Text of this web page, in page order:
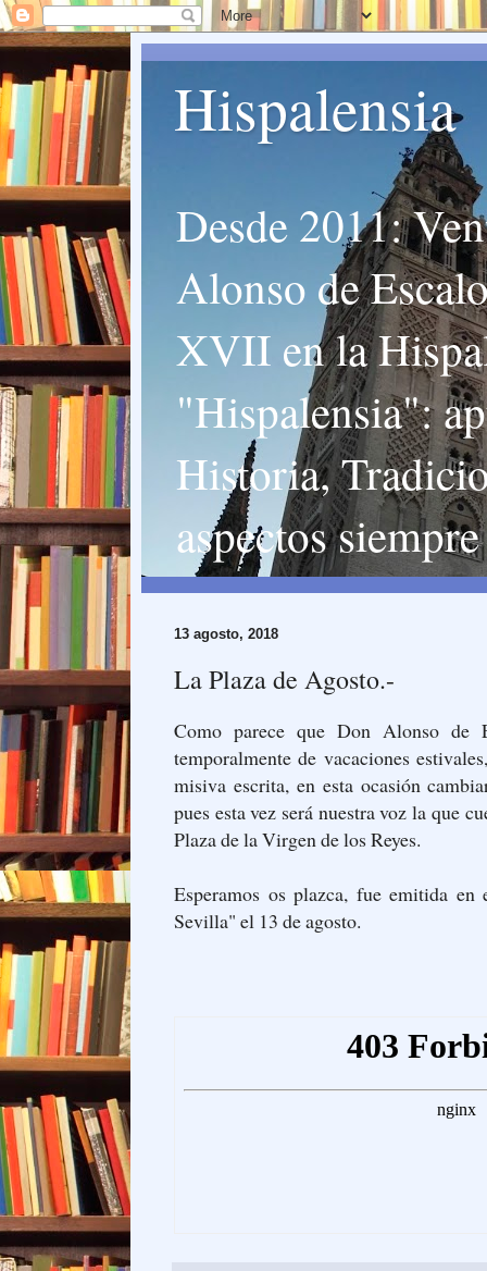
Hispalensia
Desde 2011:
Alonso de
XVII en la
"Hispalensia":
Historia,
aspectos
13 agosto, 2018
La Plaza de Agosto.-
Como parece que Don Alonso de
temporalmente de vacaciones
misiva escrita, en esta ocasión
pues esta vez será nuestra voz la que
Plaza de la Virgen de los Reyes.
Esperamos os plazca, fue emitida
Sevilla" el 13 de agosto.